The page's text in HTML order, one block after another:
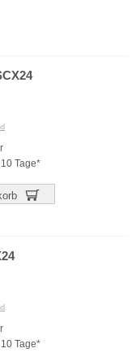
Tage*
Tage*